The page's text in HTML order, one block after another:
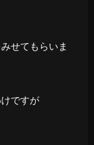
せてもらいま
ですが